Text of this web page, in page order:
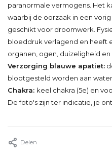
paranormale vermogens. Het
waarbij de oorzaak in een
geschikt voor droomwerk.
bloeddruk verlagend en heeft
organen, ogen, duizeligheid en
Verzorging blauwe apatiet:
blootgesteld worden aan water.
Chakra: keel chakra (5e) en
De foto's zijn ter indicatie, je
Delen